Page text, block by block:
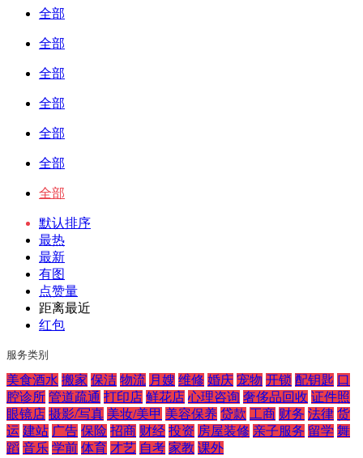
全部
全部
全部
全部
全部
全部
全部
默认排序
最热
最新
有图
点赞量
距离最近
红包
服务类别
美食酒水 搬家 保洁 物流 月嫂 维修 婚庆 宠物 开锁 配钥匙 口
腔诊所 管道疏通 打印店 鲜花店 心理咨询 奢侈品回收 证件照
眼镜店 摄影/写真 美妆/美甲 美容保养 贷款 工商 财务 法律 货
运 建站 广告 保险 招商 财经 投资 房屋装修 亲子服务 留学 舞
蹈 音乐 学前 体育 才艺 自考 家教 课外